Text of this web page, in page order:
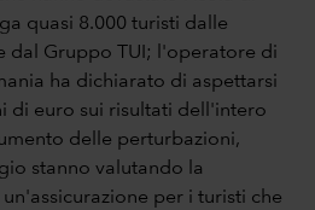
quasi 8.000 turisti dalle
dal Gruppo TUI; l'operatore di
ha dichiarato di aspettarsi
di euro sui risultati dell'intero
delle perturbazioni,
stanno valutando la
per i turisti che